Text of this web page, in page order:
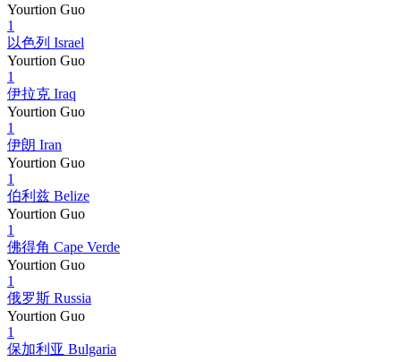
Yourtion Guo
1
以色列 Israel
Yourtion Guo
1
伊拉克 Iraq
Yourtion Guo
1
伊朗 Iran
Yourtion Guo
1
伯利兹 Belize
Yourtion Guo
1
佛得角 Cape Verde
Yourtion Guo
1
俄罗斯 Russia
Yourtion Guo
1
保加利亚 Bulgaria